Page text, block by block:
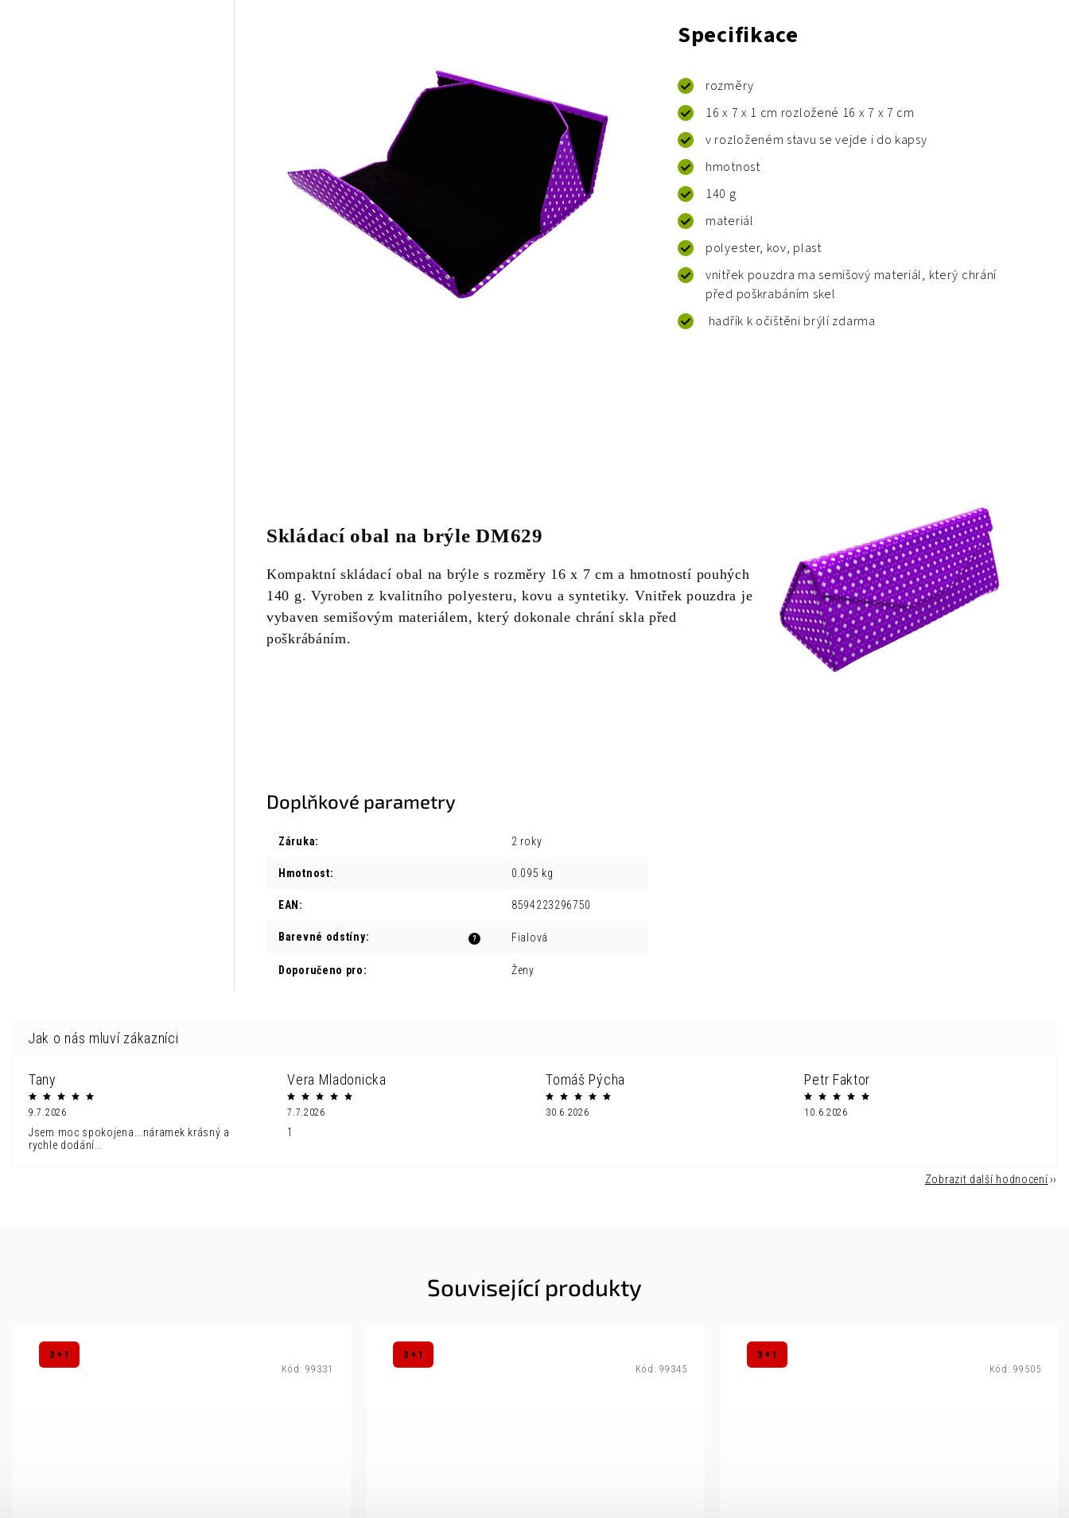
Specifikace
rozměry
16 x 7 x 1 cm rozložené 16 x 7 x 7 cm
v rozloženém stavu se vejde i do kapsy
hmotnost
140 g
materiál
polyester, kov, plast
vnitřek pouzdra ma semišový materiál, který chrání
před poškrabáním skel
hadřík k očištěni brýlí zdarma
Skládací obal na brýle DM629
Kompaktní skládací obal na brýle s rozměry 16 x 7 cm a hmotností pouhých
140 g. Vyroben z kvalitního polyesteru, kovu a syntetiky. Vnitřek pouzdra je
vybaven semišovým materiálem, který dokonale chrání skla před
poškrábáním.
Doplňkové parametry
Záruka: 2 roky
Hmotnost: 0.095 kg
EAN : 8594223296750
?
Barevné odstíny: Fialová
Doporučeno pro: Ženy
Tany
9.7.2026
Jsem moc spokojena...náramek krásný a
rychle dodání...
Vera Mladonicka
7.7.2026
1
Tomáš Pýcha
30.6.2026
Petr Faktor
10.6.2026
Zobrazit další hodnocení
Související produkty
3 + 1
Kód: 99331
3 + 1
Kód: 99345
3 + 1
Kód: 99505